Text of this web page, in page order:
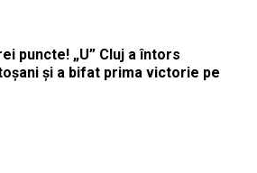
puncte! „U” Cluj a întors
și a bifat prima victorie pe